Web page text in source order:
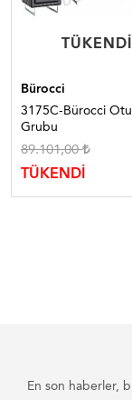
TÜKENDI
TÜKENDI
Bürocci
3175C-Bürocci
Grubu
89.101,00
TÜKENDİ
En son haberler,